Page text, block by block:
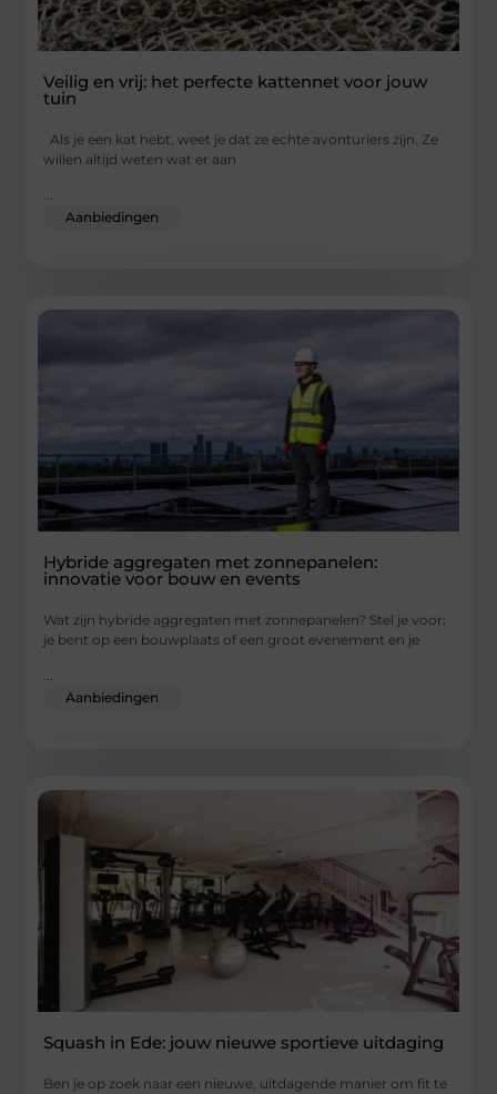
Veilig en vrij: het perfecte kattennet voor jouw
tuin
Als je een kat hebt, weet je dat ze echte avonturiers zijn. Ze
willen altijd weten wat er aan
...
Aanbiedingen
Hybride aggregaten met zonnepanelen:
innovatie voor bouw en events
Wat zijn hybride aggregaten met zonnepanelen? Stel je voor:
je bent op een bouwplaats of een groot evenement en je
...
Aanbiedingen
Squash in Ede: jouw nieuwe sportieve uitdaging
Ben je op zoek naar een nieuwe, uitdagende manier om fit te